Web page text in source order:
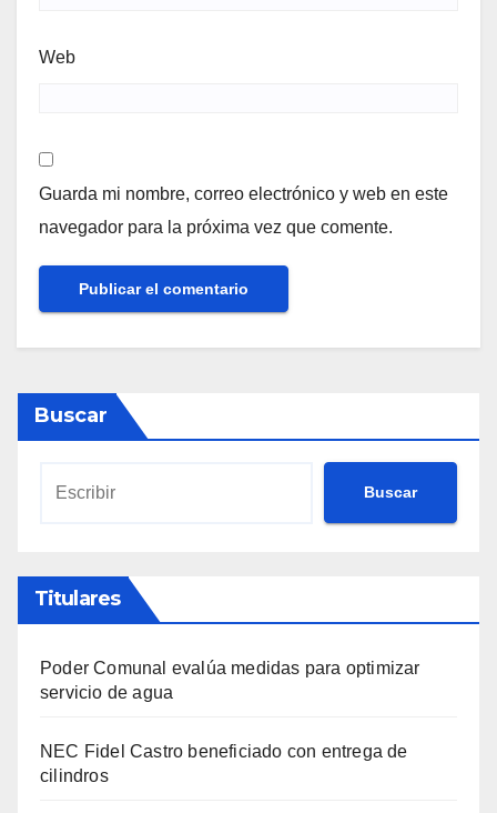
Web
Guarda mi nombre, correo electrónico y web en este
navegador para la próxima vez que comente.
Buscar
Buscar
Titulares
Poder Comunal evalúa medidas para optimizar
servicio de agua
NEC Fidel Castro beneficiado con entrega de
cilindros